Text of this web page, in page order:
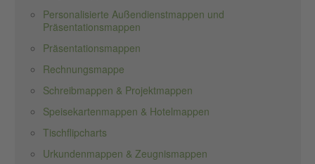
Personalisierte Außendienstmappen und
Präsentationsmappen
Präsentationsmappen
Rechnungsmappe
Schreibmappen & Projektmappen
Speisekartenmappen & Hotelmappen
Tischflipcharts
Urkundenmappen & Zeugnismappen